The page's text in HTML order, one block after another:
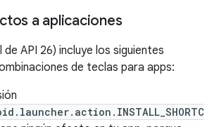
a aplicaciones
API 26) incluye los siguientes
de teclas para apps: